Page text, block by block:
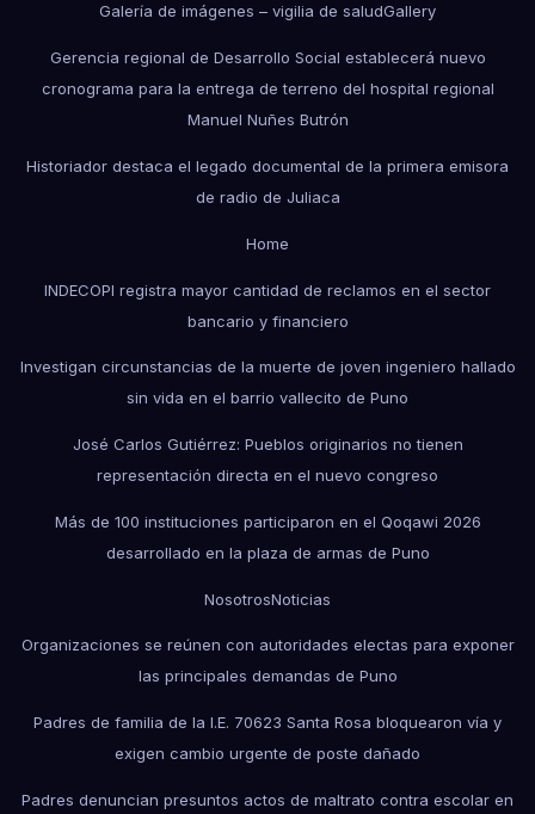
Galería de imágenes – vigilia de saludGallery
Gerencia regional de Desarrollo Social establecerá nuevo
cronograma para la entrega de terreno del hospital regional
Manuel Nuñes Butrón
Historiador destaca el legado documental de la primera emisora
de radio de Juliaca
Home
INDECOPI registra mayor cantidad de reclamos en el sector
bancario y financiero
Investigan circunstancias de la muerte de joven ingeniero hallado
sin vida en el barrio vallecito de Puno
José Carlos Gutiérrez: Pueblos originarios no tienen
representación directa en el nuevo congreso
Más de 100 instituciones participaron en el Qoqawi 2026
desarrollado en la plaza de armas de Puno
NosotrosNoticias
Organizaciones se reúnen con autoridades electas para exponer
las principales demandas de Puno
Padres de familia de la I.E. 70623 Santa Rosa bloquearon vía y
exigen cambio urgente de poste dañado
Padres denuncian presuntos actos de maltrato contra escolar en